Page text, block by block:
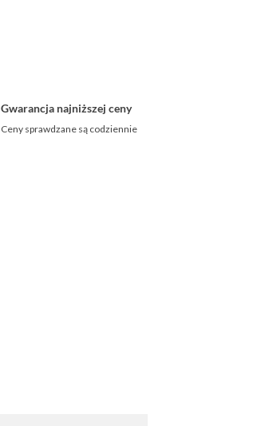
Gwarancja najniższej ceny
Ceny sprawdzane są codziennie